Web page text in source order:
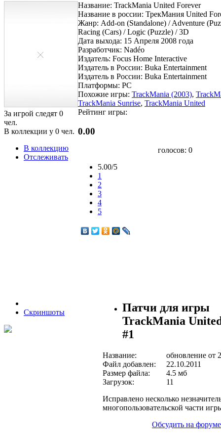
За игрой следят 0
чел.
В коллекции у 0 чел.
В коллекцию
Отслеживать
Название: TrackMania United Forever
Название в россии: ТрекМания United
Жанр: Add-on (Standalone) / Adventure
Racing (Cars) / Logic (Puzzle) / 3D
Дата выхода: 15 Апреля 2008 года
Разработчик: Nadéo
Издатель: Focus Home Interactive
Издатель в России: Buka Entertainment
Издатель в России: Buka Entertainment
Платформы: PC
Похожие игры: TrackMania (2003),
TrackMania Sunrise, TrackMania United
Рейтинг игры:
0.00
голосов: 0
5.00/5
1
2
3
4
5
Скриншоты
Патчи для игры
TrackMania
#1
Название:
обновление от
Файл добавлен:
22.10.2011
Размер файла:
4.5 мб
Загрузок:
11
Исправлено несколько
многопользовательской части
Обсудить на